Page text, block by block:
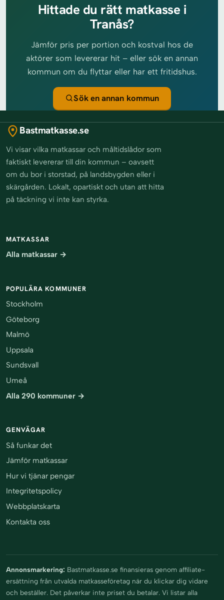
Hittade du rätt matkasse i
Tranås?
Jämför pris per portion och kostval hos de
aktörer som levererar hit – eller sök en annan
kommun om du flyttar eller har ett fritidshus.
Sök en annan kommun
Bastmatkasse.se
Vi visar vilka matkassar och måltidslådor som
faktiskt levererar till din kommun – oavsett
om du bor i storstad, på landsbygden eller i
skärgården. Lokalt, opartiskt och utan att hitta
på täckning vi inte kan styrka.
MATKASSAR
Alla matkassar →
POPULÄRA KOMMUNER
Stockholm
Göteborg
Malmö
Uppsala
Sundsvall
Umeå
Alla 290 kommuner →
GENVÄGAR
Så funkar det
Jämför matkassar
Hur vi tjänar pengar
Integritetspolicy
Webbplatskarta
Kontakta oss
Annonsmarkering: Bastmatkasse.se finansieras genom affiliate-
ersättning från utvalda matkasseföretag när du klickar dig vidare
och beställer. Det påverkar inte priset du betalar. Vi listar alla